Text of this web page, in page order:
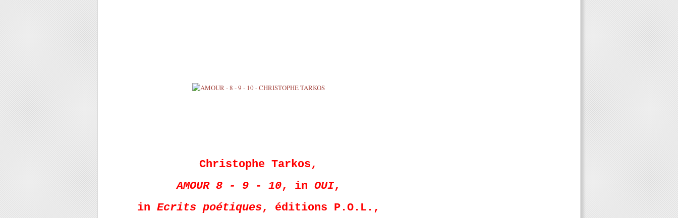
Christophe Tarkos,
AMOUR 8 - 9 - 10, in OUI,
in Ecrits poétiques, éditions P.O.L.,